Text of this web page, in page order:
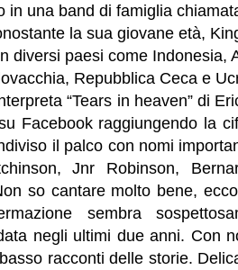
in una band di famiglia
la sua giovane età,
diversi paesi come Indonesia,
Repubblica Ceca e
“Tears in heaven” di
Facebook raggiungendo la
il palco con nomi
Jnr Robinson,
so cantare molto bene,
sembra
negli ultimi due anni. Con
racconti delle storie.